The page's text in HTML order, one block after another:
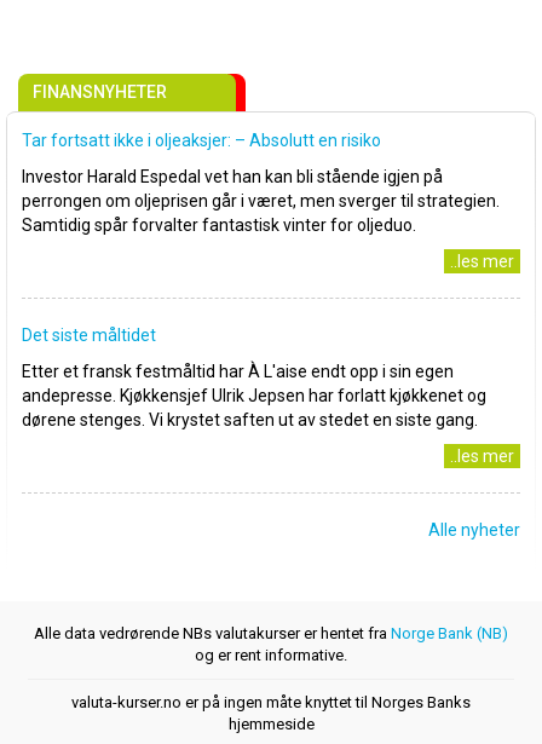
FINANSNYHETER
Tar fortsatt ikke i oljeaksjer: – Absolutt en risiko
Investor Harald Espedal vet han kan bli stående igjen på
perrongen om oljeprisen går i været, men sverger til strategien.
Samtidig spår forvalter fantastisk vinter for oljeduo.
..les mer
Det siste måltidet
Etter et fransk festmåltid har À L'aise endt opp i sin egen
andepresse. Kjøkkensjef Ulrik Jepsen har forlatt kjøkkenet og
dørene stenges. Vi krystet saften ut av stedet en siste gang.
..les mer
Alle nyheter
Alle data vedrørende NBs valutakurser er hentet fra Norge Bank (NB)
og er rent informative.
valuta-kurser.no er på ingen måte knyttet til Norges Banks
hjemmeside